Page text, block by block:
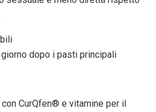
dopo i pasti principali
CurQfen® e vitamine per il